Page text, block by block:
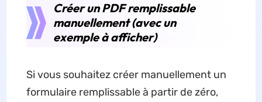
Créer un PDF remplissable
manuellement (avec un
exemple à afficher)
Si vous souhaitez créer manuellement un
formulaire remplissable à partir de zéro,